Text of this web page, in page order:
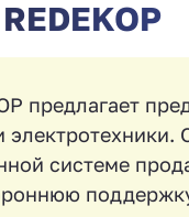
предлагает
системе